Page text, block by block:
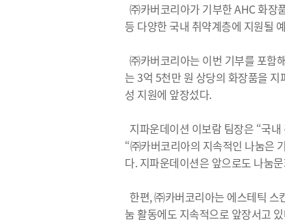
㈜카버코리아가 기부한 AHC 화장
등 다양한 국내 취약계층에 지원될
㈜카버코리아는 이번 기부를 포함
는 3억 5천만 원 상당의 화장품을
성 지원에 앞장섰다.
지파운데이션 이보람 팀장은 “국
“㈜카버코리아의 지속적인 나눔은
다. 지파운데이션은 앞으로도 나눔
한편, ㈜카버코리아는 에스테틱
눔 활동에도 지속적으로 앞장서고